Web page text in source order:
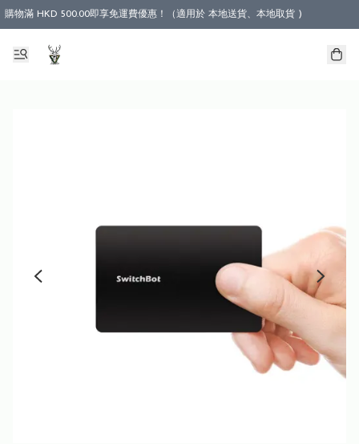
購物滿 HKD 500.00即享免運費優惠！（適用於 本地送貨、本地取貨 )